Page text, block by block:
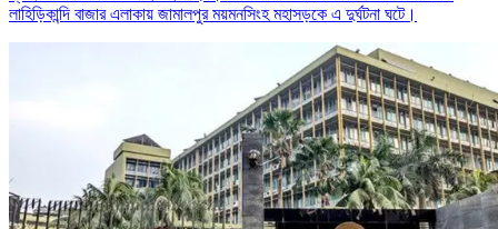
লাহিড়িকান্দি বাজার এলাকায় জামালপুর ময়মনসিংহ মহাসড়কে এ দুর্ঘটনা ঘটে।